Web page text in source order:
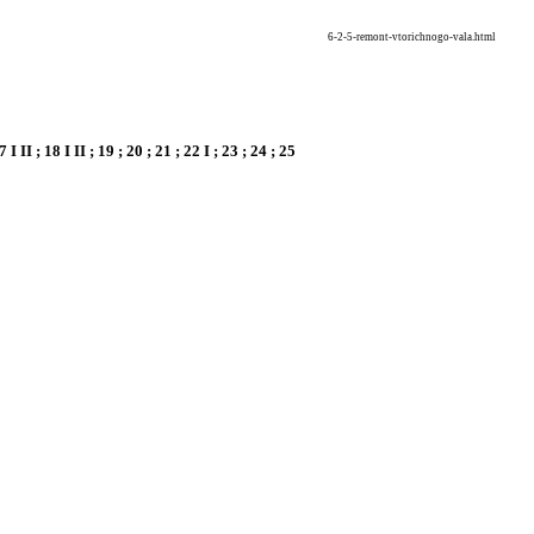
6-2-5-remont-vtorichnogo-vala.html
I II ; 18 I II ; 19 ; 20 ; 21 ; 22 I ; 23 ; 24 ; 25